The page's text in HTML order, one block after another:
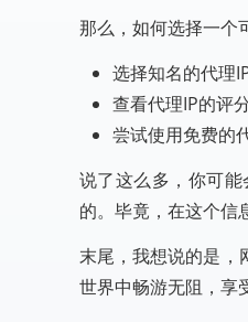
那么，如何选择一个
选择知名的代理
查看代理IP的评
尝试使用免费的
说了这么多，你可
的。毕竟，在这个信
末尾，我想说的是，
世界中畅游无阻，享